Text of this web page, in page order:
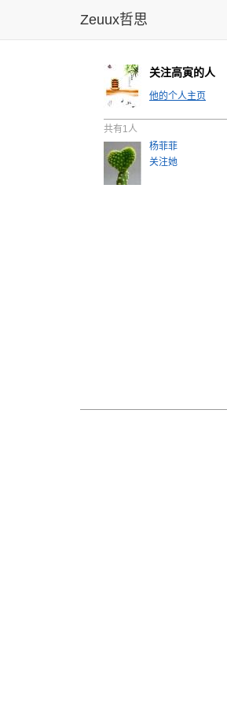
Zeuux哲思
关注高寅的人
他的个人主页
共有1人
杨菲菲
关注她